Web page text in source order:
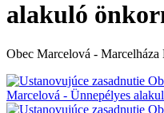
alakuló
Obec Marcelová - Marcelháza